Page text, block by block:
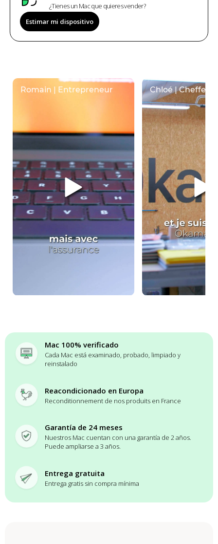
¿Tienes un Mac que quieres vender?
Estimar mi dispositivo
Mac 100% verificado
Cada Mac está examinado, probado, limpiado y
reinstalado
Reacondicionado en Europa
Reconditionnement de nos produits en France
Garantía de 24 meses
Nuestros Mac cuentan con una garantía de 2 años.
Puede ampliarse a 3 años.
Entrega gratuita
Entrega gratis sin compra mínima